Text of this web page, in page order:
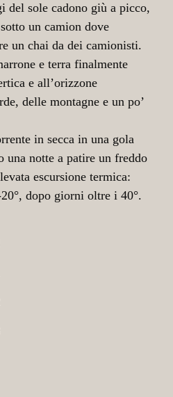
del sole cadono giù a picco,
un camion dove
un chai da dei camionisti.
e terra finalmente
e all’orizzone
delle montagne e un po’
in secca in una gola
una notte a patire un freddo
escursione termica:
dopo giorni oltre i 40°.